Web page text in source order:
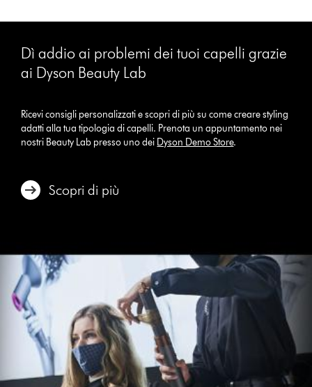
Dì addio ai problemi dei tuoi capelli grazie
ai Dyson Beauty Lab
Ricevi consigli personalizzati e scopri di più su come creare styling
adatti alla tua tipologia di capelli. Prenota un appuntamento nei
nostri Beauty Lab presso uno dei Dyson Demo Store.
Scopri di più